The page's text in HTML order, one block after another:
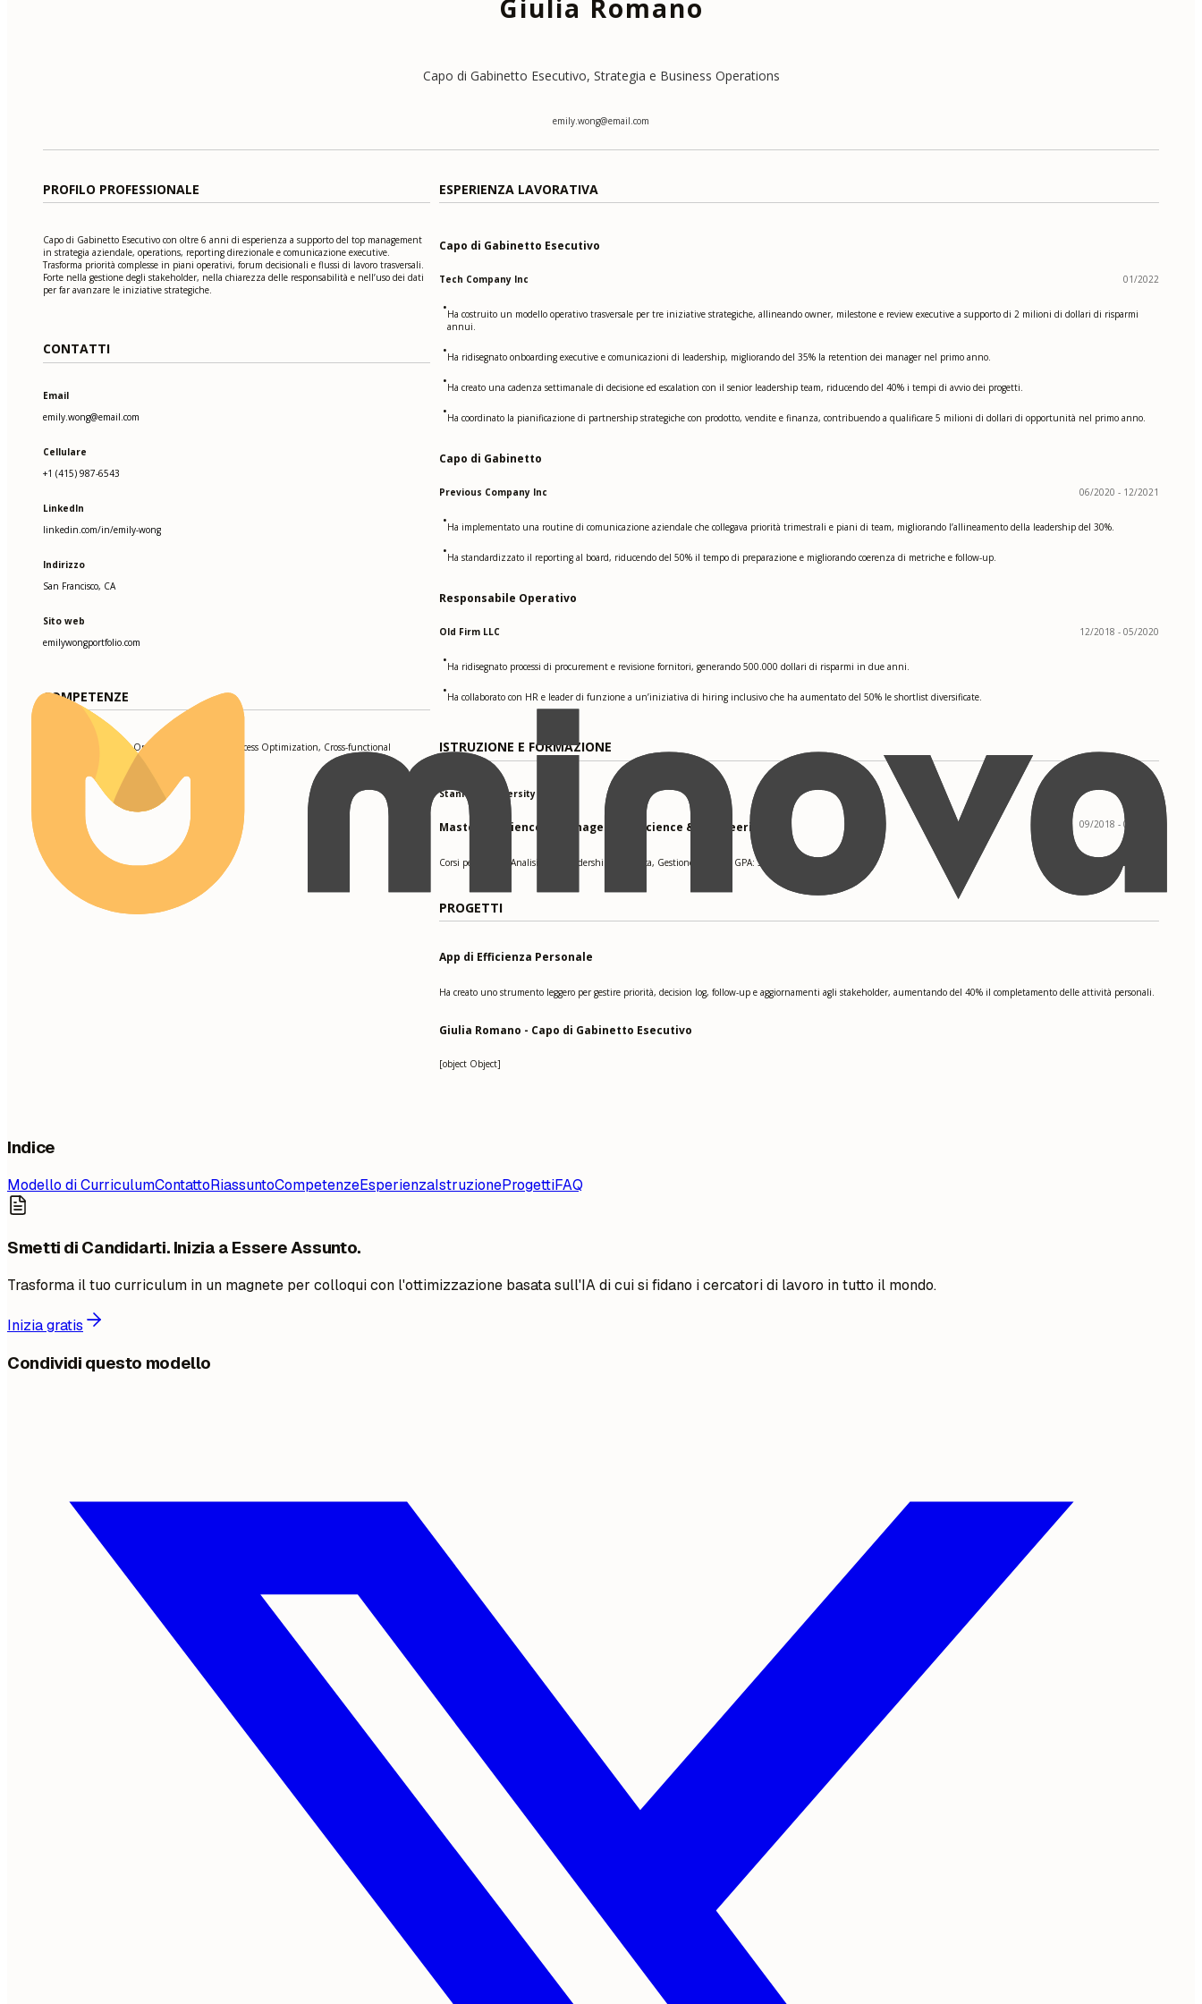
Giulia Romano
Capo di Gabinetto Esecutivo, Strategia e Business Operations
emily.wong@email.com
PROFILO PROFESSIONALE
Capo di Gabinetto Esecutivo con oltre 6 anni di esperienza a supporto del top management
in strategia aziendale, operations, reporting direzionale e comunicazione executive.
Trasforma priorità complesse in piani operativi, forum decisionali e flussi di lavoro trasversali.
Forte nella gestione degli stakeholder, nella chiarezza delle responsabilità e nell’uso dei dati
per far avanzare le iniziative strategiche.
CONTATTI
Email
emily.wong@email.com
Cellulare
+1 (415) 987-6543
LinkedIn
linkedin.com/in/emily-wong
Indirizzo
San Francisco, CA
Sito web
emilywongportfolio.com
COMPETENZE
Project Management, Operational Efficiency, Process Optimization, Cross-functional
Collaboration, Asana, Jira, Tableau, Power BI
ESPERIENZA LAVORATIVA
Capo di Gabinetto Esecutivo
Tech Company Inc 01/2022
•Ha costruito un modello operativo trasversale per tre iniziative strategiche, allineando owner, milestone e review executive a supporto di 2 milioni di dollari di risparmi
annui.
•Ha ridisegnato onboarding executive e comunicazioni di leadership, migliorando del 35% la retention dei manager nel primo anno.
•Ha creato una cadenza settimanale di decisione ed escalation con il senior leadership team, riducendo del 40% i tempi di avvio dei progetti.
•Ha coordinato la pianificazione di partnership strategiche con prodotto, vendite e finanza, contribuendo a qualificare 5 milioni di dollari di opportunità nel primo anno.
Capo di Gabinetto
Previous Company Inc 06/2020 - 12/2021
•Ha implementato una routine di comunicazione aziendale che collegava priorità trimestrali e piani di team, migliorando l’allineamento della leadership del 30%.
•Ha standardizzato il reporting al board, riducendo del 50% il tempo di preparazione e migliorando coerenza di metriche e follow-up.
Responsabile Operativo
Old Firm LLC 12/2018 - 05/2020
•Ha ridisegnato processi di procurement e revisione fornitori, generando 500.000 dollari di risparmi in due anni.
•Ha collaborato con HR e leader di funzione a un’iniziativa di hiring inclusivo che ha aumentato del 50% le shortlist diversificate.
ISTRUZIONE E FORMAZIONE
Stanford University
Master of Science in Management, Science & Engineering 09/2018 - 05/2020
Corsi pertinenti: Analisi Dati, Leadership Strategica, Gestione Progetti. GPA: 3.9
PROGETTI
App di Efficienza Personale
Ha creato uno strumento leggero per gestire priorità, decision log, follow-up e aggiornamenti agli stakeholder, aumentando del 40% il completamento delle attività personali.
Giulia Romano - Capo di Gabinetto Esecutivo
[object Object]
Indice
Modello di CurriculumContattoRiassuntoCompetenzeEsperienzaIstruzioneProgettiFAQ
Smetti di Candidarti. Inizia a Essere Assunto.
Trasforma il tuo curriculum in un magnete per colloqui con l'ottimizzazione basata sull'IA di cui si fidano i cercatori di lavoro in tutto il mondo.
Inizia gratis
Condividi questo modello